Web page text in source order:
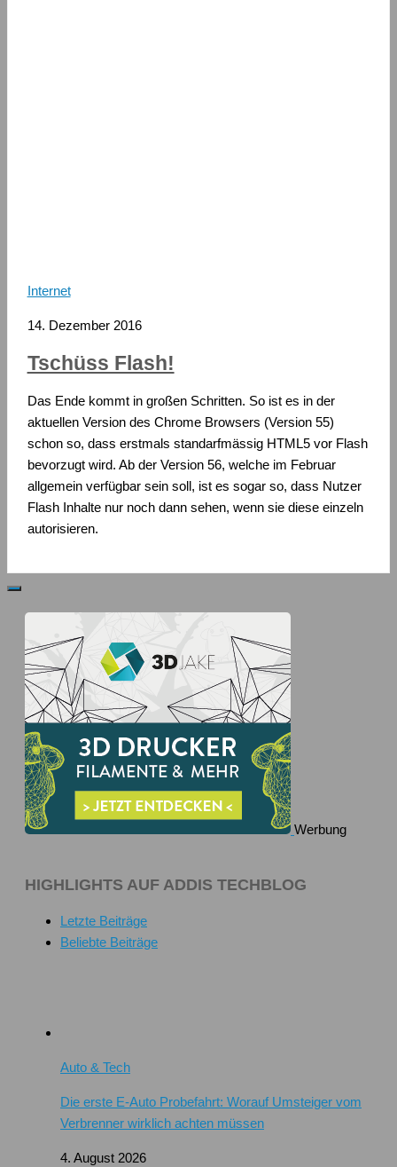
Internet
14. Dezember 2016
Tschüss Flash!
Das Ende kommt in großen Schritten. So ist es in der
aktuellen Version des Chrome Browsers (Version 55)
schon so, dass erstmals standarfmässig HTML5 vor Flash
bevorzugt wird. Ab der Version 56, welche im Februar
allgemein verfügbar sein soll, ist es sogar so, dass Nutzer
Flash Inhalte nur noch dann sehen, wenn sie diese einzeln
autorisieren.
Werbung
HIGHLIGHTS AUF ADDIS TECHBLOG
Letzte Beiträge
Beliebte Beiträge
Auto & Tech
Die erste E-Auto Probefahrt: Worauf Umsteiger vom
Verbrenner wirklich achten müssen
4. August 2026